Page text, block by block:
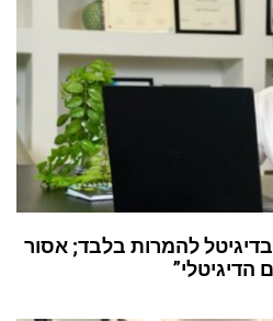
בדיגיטל להמרות בלבד; אסור
הדיגיטלי”